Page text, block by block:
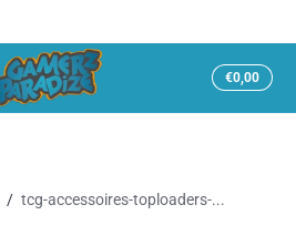
€0,00Totaal
€0,00
in
tcg-accessoires-toploaders-...